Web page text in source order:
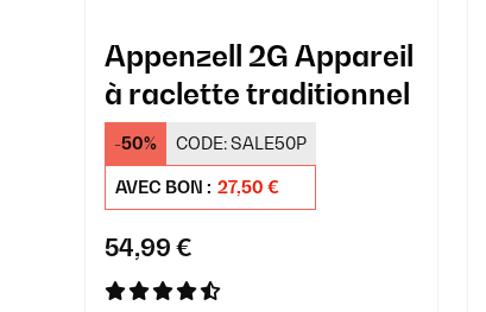
Appenzell 2G Appareil
à raclette traditionnel
-50% CODE:SALE50P
AVEC BON : 27,50 €
54,99 €